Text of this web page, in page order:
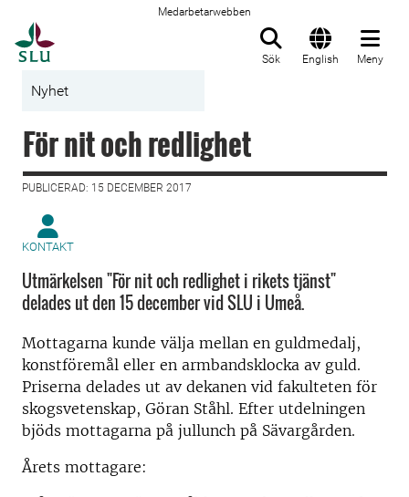
Medarbetarwebben
Sök English Meny
Nyhet
För nit och redlighet
PUBLICERAD: 15 DECEMBER 2017
KONTAKT
Utmärkelsen "För nit och redlighet i rikets tjänst"
delades ut den 15 december vid SLU i Umeå.
Mottagarna kunde välja mellan en guldmedalj,
konstföremål eller en armbandsklocka av guld.
Priserna delades ut av dekanen vid fakulteten för
skogsvetenskap, Göran Ståhl. Efter utdelningen
bjöds mottagarna på jullunch på Sävargården.
Årets mottagare: